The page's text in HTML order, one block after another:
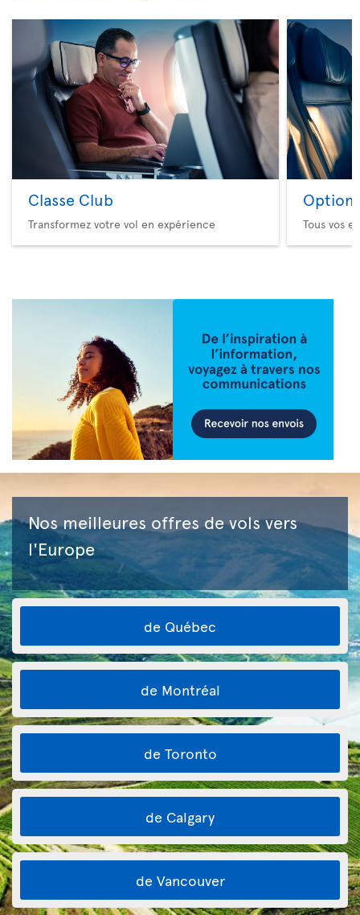
Classe Club
Transformez votre vol en expérience
Option
Tous vos
Nos meilleures offres de vols vers
l'Europe
de Québec
de Montréal
de Toronto
de Calgary
de Vancouver